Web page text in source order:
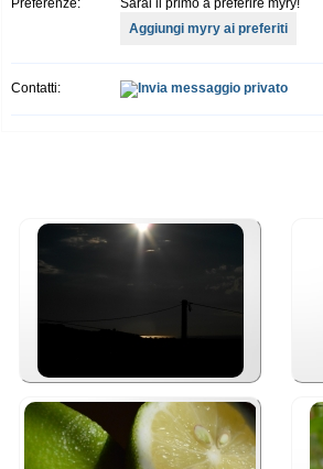
Preferenze:
Sarai il primo a preferire myry!
Aggiungi myry ai preferiti
Contatti: